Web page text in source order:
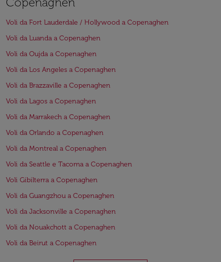
Voli da Fort Lauderdale / Hollywood a Copenaghen
Voli da Luanda a Copenaghen
Voli da Oujda a Copenaghen
Voli da Los Angeles a Copenaghen
Voli da Brazzaville a Copenaghen
Voli da Lagos a Copenaghen
Voli da Marrakech a Copenaghen
Voli da Orlando a Copenaghen
Voli da Montreal a Copenaghen
Voli da Seattle e Tacoma a Copenaghen
Voli Gibilterra a Copenaghen
Voli da Guangzhou a Copenaghen
Voli da Jacksonville a Copenaghen
Voli da Nouakchott a Copenaghen
Voli da Beirut a Copenaghen